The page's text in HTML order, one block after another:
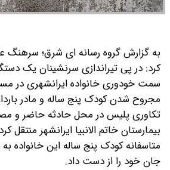
به گزارش گروه رسانه ای شرق؛ سرهنگ
کرد: در پی تیراندازی سرنشینان یک
سمت خودوری خانواده ایرانشهری در
مجروح شدن کودک پنج ساله و مادر
تکاوری پلیس در محل حادثه حاضر و
بیمارستان خاتم الانبیا ایرانشهر منتقل
متاسفانه کودک پنج ساله این خانواده
جان خود را از دست داد.